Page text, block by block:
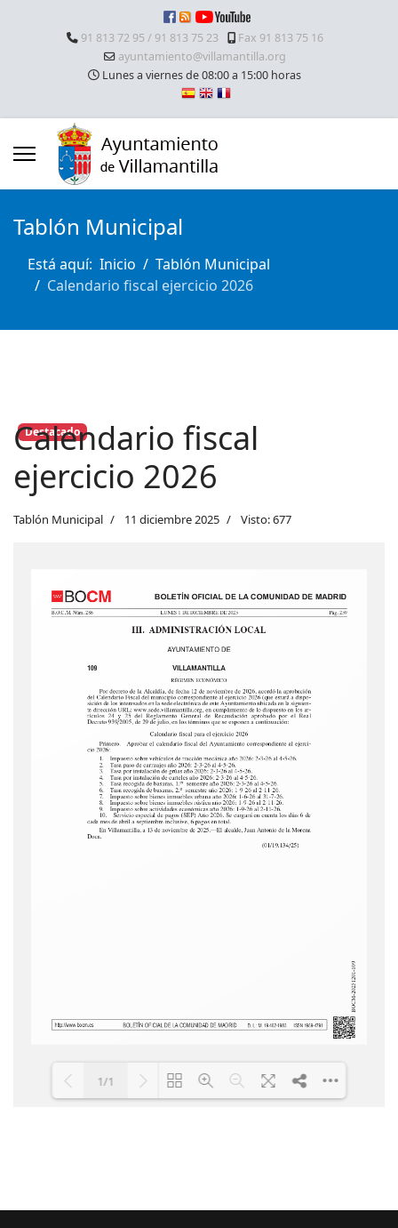
91 813 72 95 / 91 813 75 23
Fax 91 813 75 16
ayuntamiento@villamantilla.org
Lunes a viernes de 08:00 a 15:00 horas
Tablón Municipal
Está aquí: Inicio
Tablón Municipal
Calendario fiscal ejercicio 2026
Destacado
Calendario fiscal
ejercicio 2026
Tablón Municipal 11 diciembre 2025 Visto: 677
1/1